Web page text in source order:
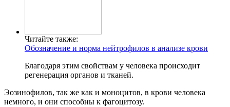
Читайте также:
Обозначение и норма нейтрофилов в анализе крови
Благодаря этим свойствам у человека происходит
регенерация органов и тканей.
Эозинофилов, так же как и моноцитов, в крови человека
немного, и они способны к фагоцитозу.